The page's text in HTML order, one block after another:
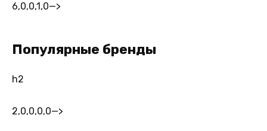
6,0,0,1,0—>
Популярные бренды
h2
2,0,0,0,0—>